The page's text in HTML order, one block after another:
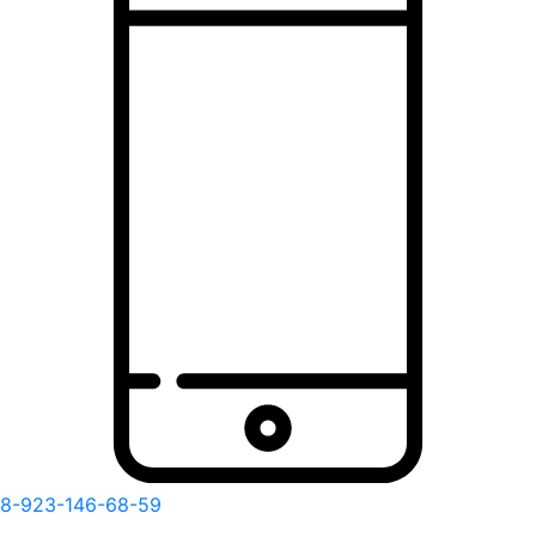
8-923-146-68-59